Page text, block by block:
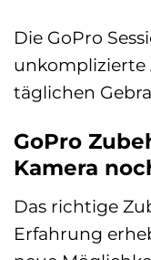
Die GoPro
unkomplizierte
täglichen
GoPro
Kamera
Das richtige
Erfahrung